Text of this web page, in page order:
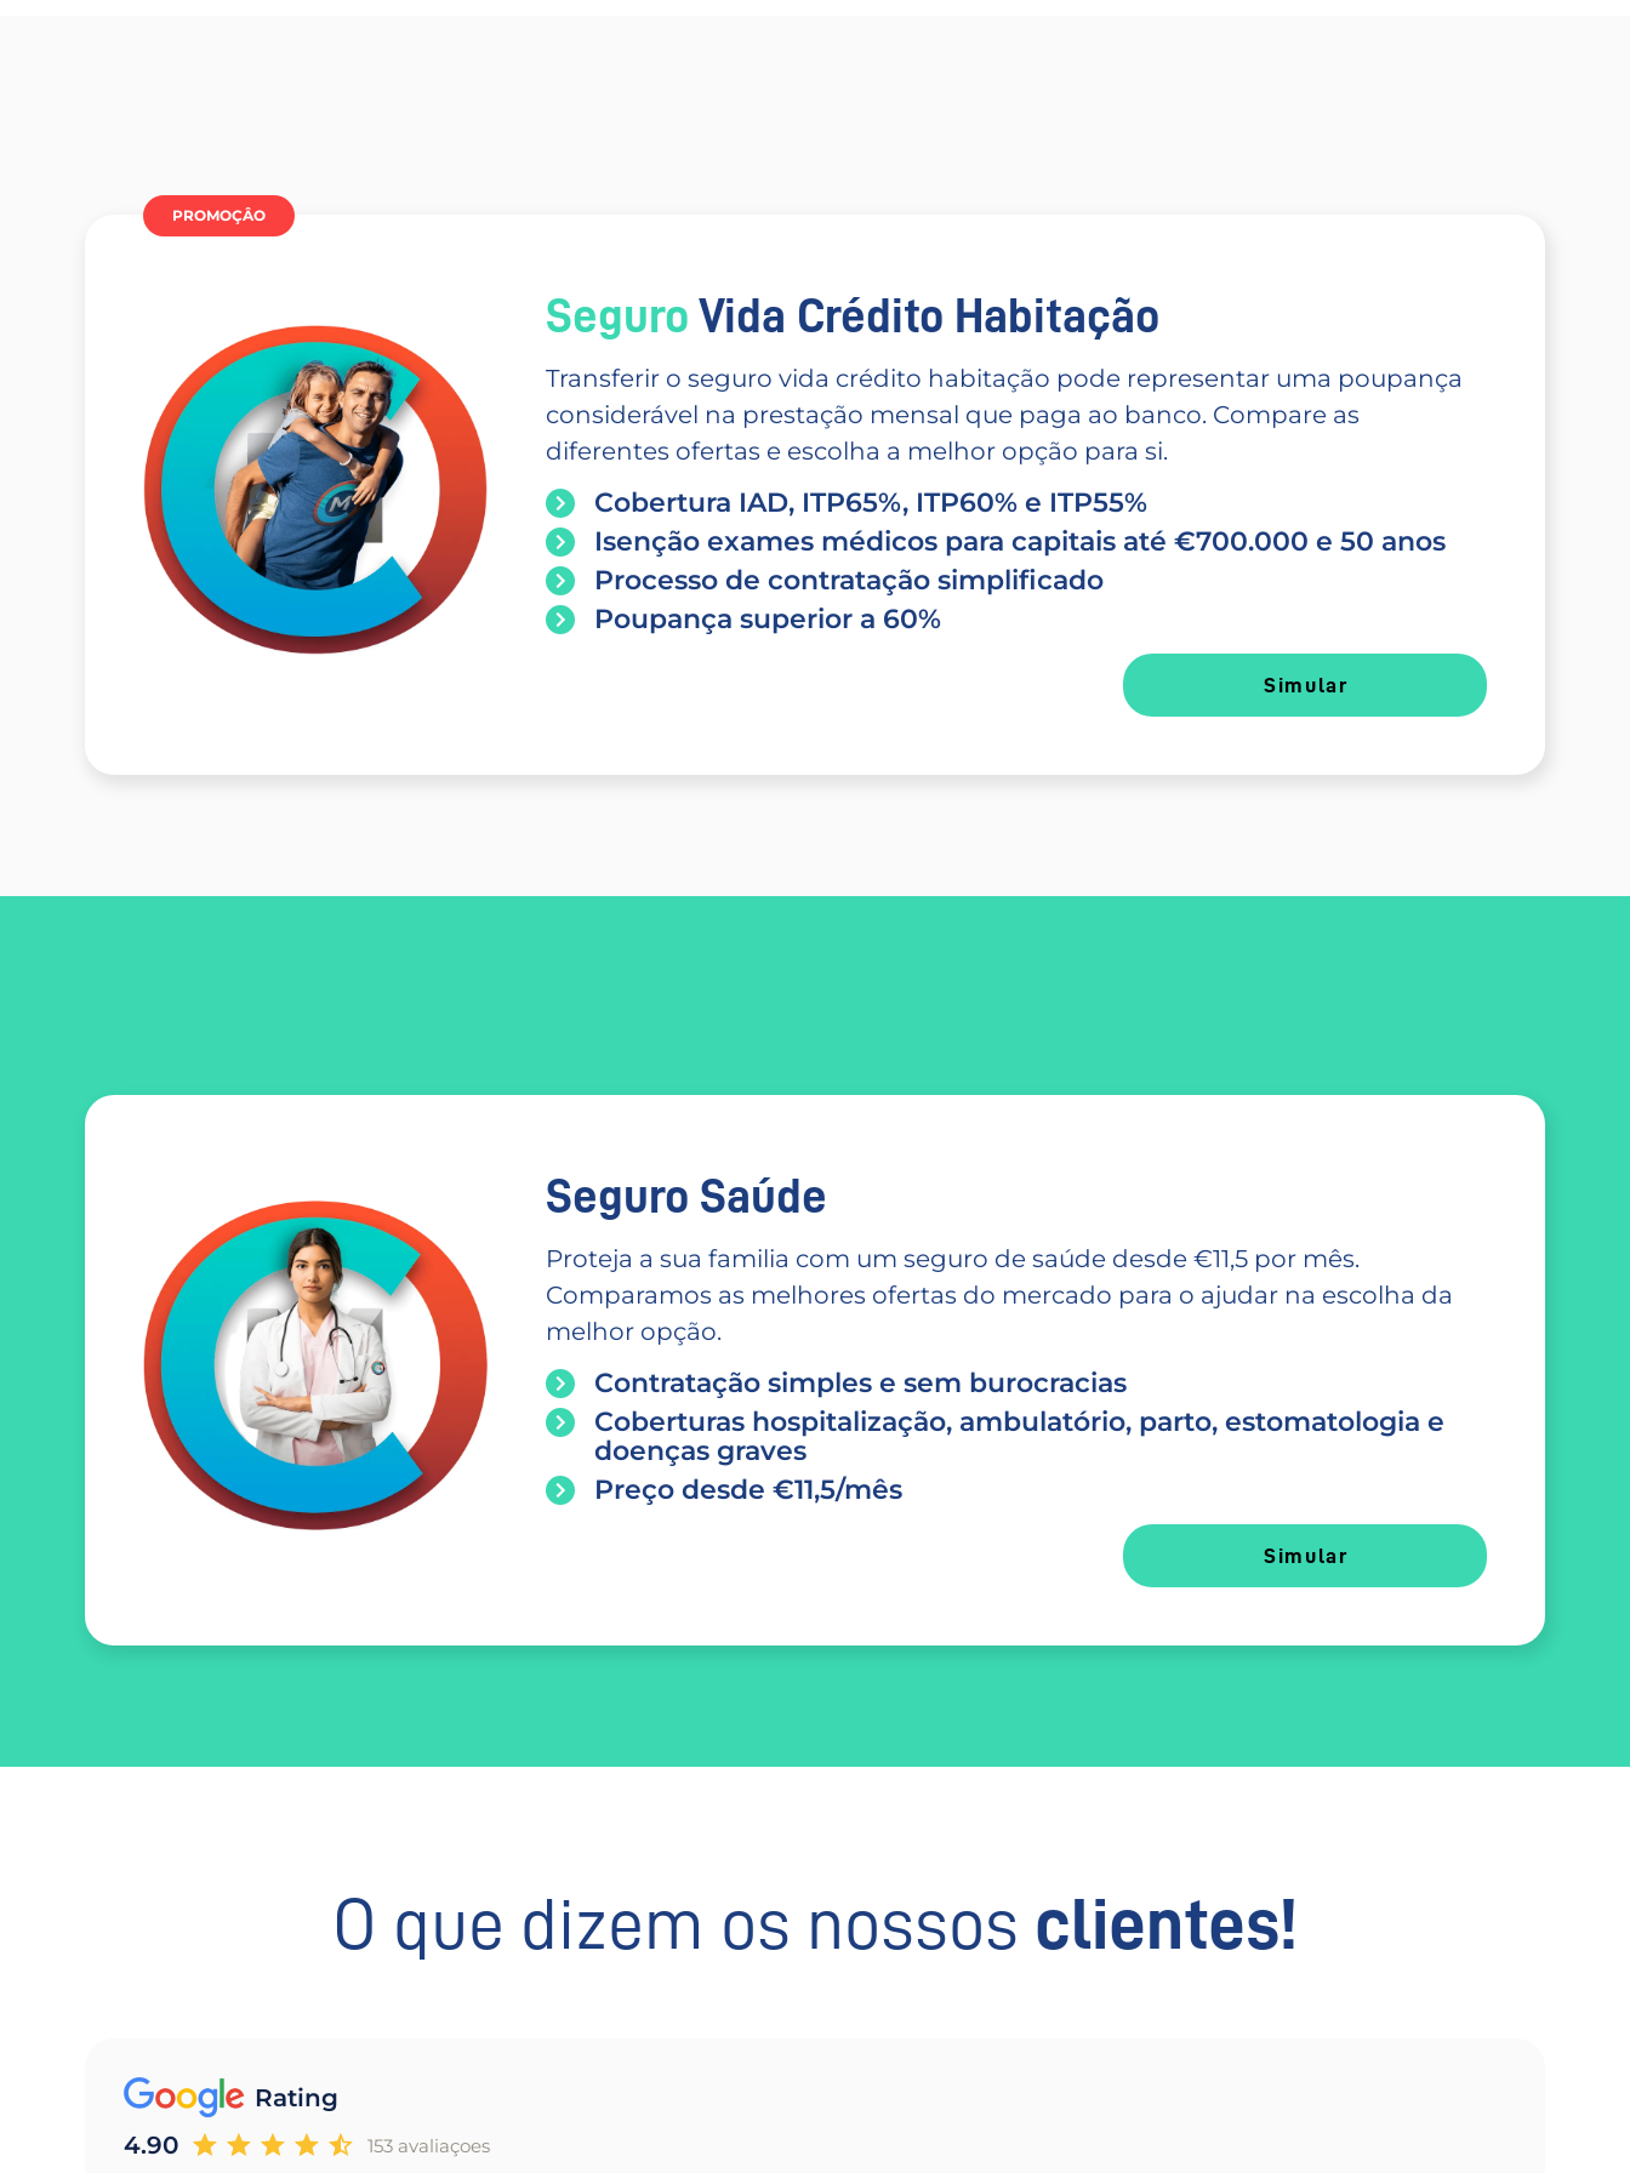
PROMOÇÂO
Seguro Vida Crédito Habitação
Transferir o seguro vida crédito habitação pode representar uma poupança
considerável na prestação mensal que paga ao banco. Compare as
diferentes ofertas e escolha a melhor opção para si.
Cobertura IAD, ITP65%, ITP60% e ITP55%
Isenção exames médicos para capitais até €700.000 e 50 anos
Processo de contratação simplificado
Poupança superior a 60%
Simular
Seguro Saúde
Proteja a sua familia com um seguro de saúde desde €11,5 por mês.
Comparamos as melhores ofertas do mercado para o ajudar na escolha da
melhor opção.
Contratação simples e sem burocracias
Coberturas hospitalização, ambulatório, parto, estomatologia e
doenças graves
Preço desde €11,5/mês
Simular
O que dizem os nossos clientes!
Rating
4.90
153 avaliaçoes